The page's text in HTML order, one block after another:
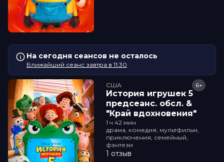
На сегодня сеансов не осталось
Ближайший сеанс завтра в 11:30
США
История игрушек 5
прeдсeанc. обсл. &
"Край вдохновения"
6+
1 ч 42 мин
драма, комедия, мультфильм,
приключения, семейный,
фэнтези
1 отзыв